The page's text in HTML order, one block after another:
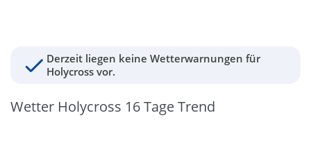
Derzeit liegen keine Wetterwarnungen für
Holycross vor.
Wetter Holycross 16 Tage Trend